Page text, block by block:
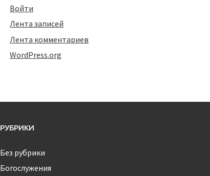
Войти
Лента записей
Лента комментариев
WordPress.org
РУБРИКИ
Без рубрики
Богослужения